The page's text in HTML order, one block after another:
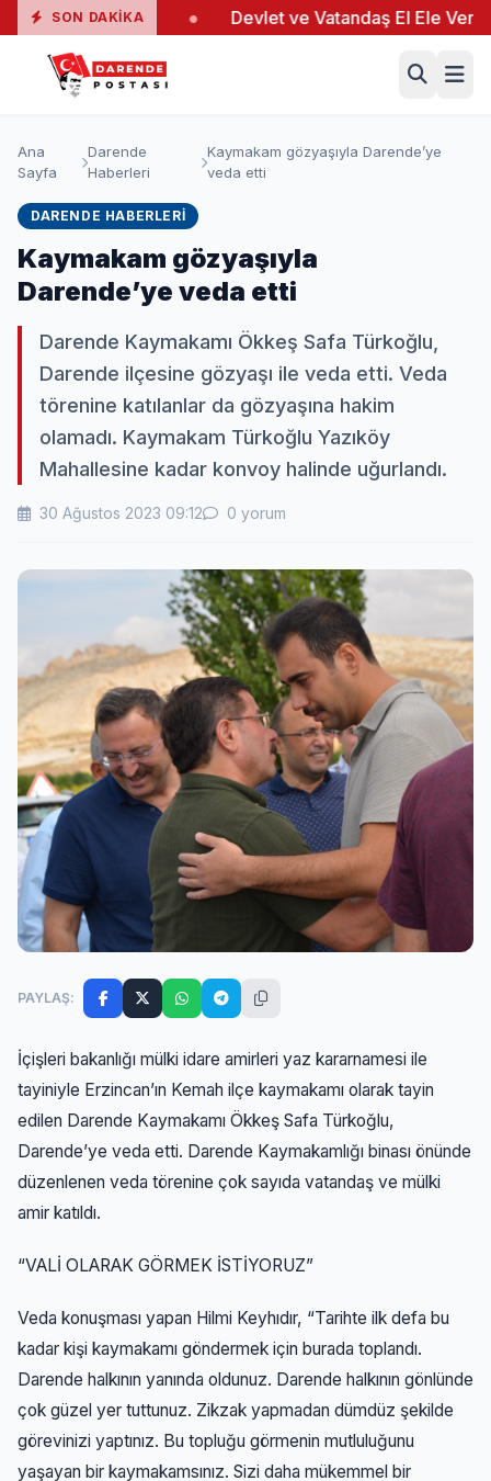
SON DAKIKA
19 Yaralı ● Devlet ve Vatandaş El Ele Verdi ●
Ana
Sayfa
Darende
Haberleri
Kaymakam gözyaşıyla Darende’ye
veda etti
DARENDE HABERLERI
Kaymakam gözyaşıyla
Darende’ye veda etti
Darende Kaymakamı Ökkeş Safa Türkoğlu,
Darende ilçesine gözyaşı ile veda etti. Veda
törenine katılanlar da gözyaşına hakim
olamadı. Kaymakam Türkoğlu Yazıköy
Mahallesine kadar konvoy halinde uğurlandı.
30 Ağustos 2023 09:12 0 yorum
PAYLAŞ:
İçişleri bakanlığı mülki idare amirleri yaz kararnamesi ile
tayiniyle Erzincan’ın Kemah ilçe kaymakamı olarak tayin
edilen Darende Kaymakamı Ökkeş Safa Türkoğlu,
Darende’ye veda etti. Darende Kaymakamlığı binası önünde
düzenlenen veda törenine çok sayıda vatandaş ve mülki
amir katıldı.
“VALİ OLARAK GÖRMEK İSTİYORUZ”
Veda konuşması yapan Hilmi Keyhıdır, “Tarihte ilk defa bu
kadar kişi kaymakamı göndermek için burada toplandı.
Darende halkının yanında oldunuz. Darende halkının gönlünde
çok güzel yer tuttunuz. Zikzak yapmadan dümdüz şekilde
görevinizi yaptınız. Bu topluğu görmenin mutluluğunu
yaşayan bir kaymakamsınız. Sizi daha mükemmel bir